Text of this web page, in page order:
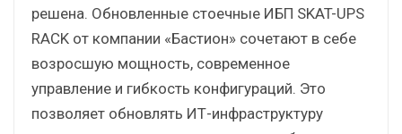
решена. Обновленные стоечные ИБП SKAT-UPS
RACK от компании «Бастион» сочетают в себе
возросшую мощность, современное
управление и гибкость конфигураций. Это
позволяет обновлять ИТ-инфраструктуру